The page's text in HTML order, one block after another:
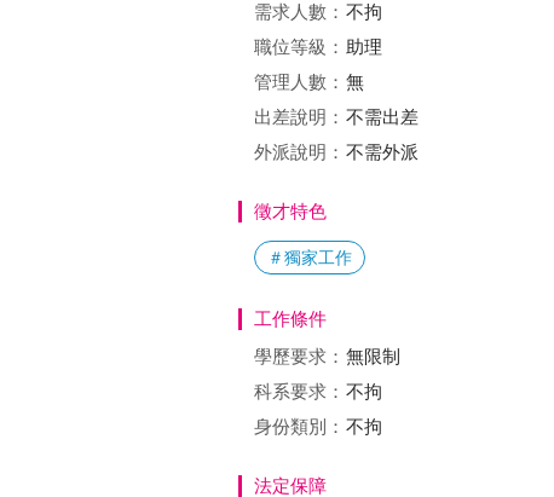
需求人數： 不拘
職位等級： 助理
管理人數： 無
出差說明： 不需出差
外派說明： 不需外派
徵才特色
＃獨家工作
工作條件
學歷要求： 無限制
科系要求： 不拘
身份類別： 不拘
法定保障